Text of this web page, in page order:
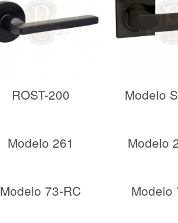
ROST-200 Modelo
Modelo 261 Modelo
Modelo 73-RC Modelo